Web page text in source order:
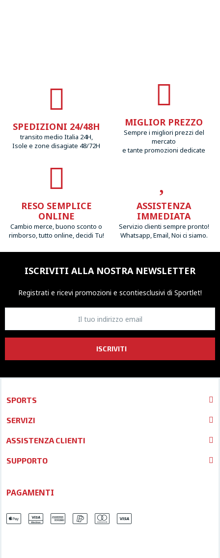
SPEDIZIONI 24/48H
transito medio Italia 24H,
Isole e zone disagiate 48/72H
MIGLIOR PREZZO
Sempre i migliori prezzi del
mercato
e tante promozioni dedicate
RESO SEMPLICE
ONLINE
Cambio merce, buono sconto o
rimborso, tutto online, decidi Tu!
ASSISTENZA
IMMEDIATA
Servizio clienti sempre pronto!
Whatsapp, Email, Noi ci siamo.
ISCRIVITI ALLA NOSTRA NEWSLETTER
Registrati e ricevi promozioni e scontiesclusivi di Sportlet!
ISCRIVITI
SPORTS
SERVIZI
ASSISTENZA CLIENTI
SUPPORTO
PAGAMENTI